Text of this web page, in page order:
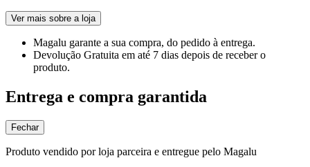
Ver mais sobre a loja
Magalu garante a sua compra, do pedido à entrega.
Devolução Gratuita em até 7 dias depois de receber o
produto.
Entrega e compra garantida
Fechar
Produto vendido por loja parceira e entregue pelo Magalu